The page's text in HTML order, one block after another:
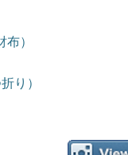
）
り）